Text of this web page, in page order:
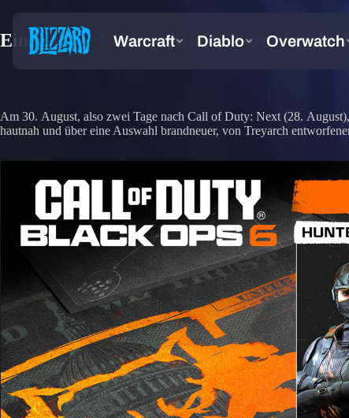
Eingehende Funknachricht: Daten für die
Am 30. August, also zwei Tage nach Call of Duty: Next (28.
hautnah und über eine Auswahl brandneuer, von Treyarch